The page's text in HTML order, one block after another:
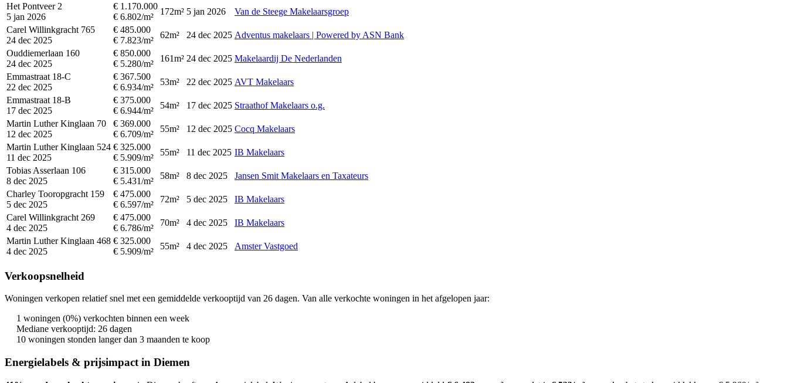
Het Pontveer 2
5 jan 2026
€ 1.170.000
€ 6.802/m²
172m² 5 jan 2026
Van de Steege Makelaarsgroep
Carel Willinkgracht 765
24 dec 2025
€ 485.000
€ 7.823/m²
62m² 24 dec 2025 Adventus makelaars | Powered by ASN Bank
Ouddiemerlaan 160
24 dec 2025
€ 850.000
€ 5.280/m²
161m² 24 dec 2025 Makelaardij De Nederlanden
Emmastraat 18-C
22 dec 2025
€ 367.500
€ 6.934/m²
53m² 22 dec 2025 AVT Makelaars
Emmastraat 18-B
17 dec 2025
€ 375.000
€ 6.944/m²
54m² 17 dec 2025 Straathof Makelaars o.g.
Martin Luther Kinglaan 70
12 dec 2025
€ 369.000
€ 6.709/m²
55m² 12 dec 2025 Cocq Makelaars
Martin Luther Kinglaan 524
11 dec 2025
€ 325.000
€ 5.909/m²
55m² 11 dec 2025 IB Makelaars
Tobias Asserlaan 106
8 dec 2025
€ 315.000
€ 5.431/m²
58m² 8 dec 2025
Jansen Smit Makelaars en Taxateurs
Charley Tooropgracht 159
5 dec 2025
€ 475.000
€ 6.597/m²
72m² 5 dec 2025
IB Makelaars
Carel Willinkgracht 269
4 dec 2025
€ 475.000
€ 6.786/m²
70m² 4 dec 2025
IB Makelaars
Martin Luther Kinglaan 468
4 dec 2025
€ 325.000
€ 5.909/m²
55m² 4 dec 2025 Amster Vastgoed
Verkoopsnelheid
Woningen verkopen relatief snel met een gemiddelde verkooptijd van 26 dagen. Van alle verkochte woningen in het afgelopen jaar:
1 woningen (0%) verkochten binnen een week
Mediane verkooptijd: 26 dagen
10 woningen stonden langer dan 3 maanden te koop
Energielabels & prijsimpact in Diemen